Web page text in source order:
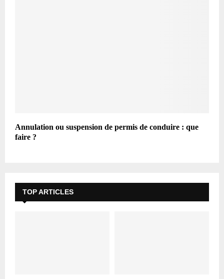
Annulation ou suspension de permis de conduire : que
faire ?
TOP ARTICLES